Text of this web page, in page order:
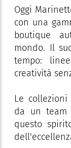
Oggi
con una
boutique
mondo. Il
tempo:
creatività
Le collezioni
da un
questo